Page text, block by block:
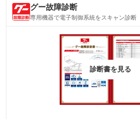
内装
(内装状態)
気になる汚れ等がない綺麗な室
骨格部位に衝撃を受けた形跡があ
※グー鑑定は保証サービスではございません。
※実際にお渡しするコンディションチェックシ
※グー鑑定の評価はあくまでも記載している鑑
グー故障診断
専用機器で電子制御系統をスキャン診断
診断書を見る